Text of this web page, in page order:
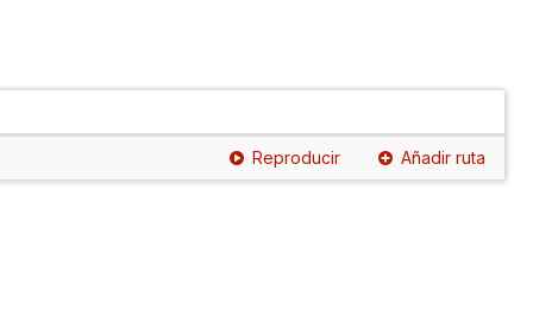
Reproducir Añadir ruta